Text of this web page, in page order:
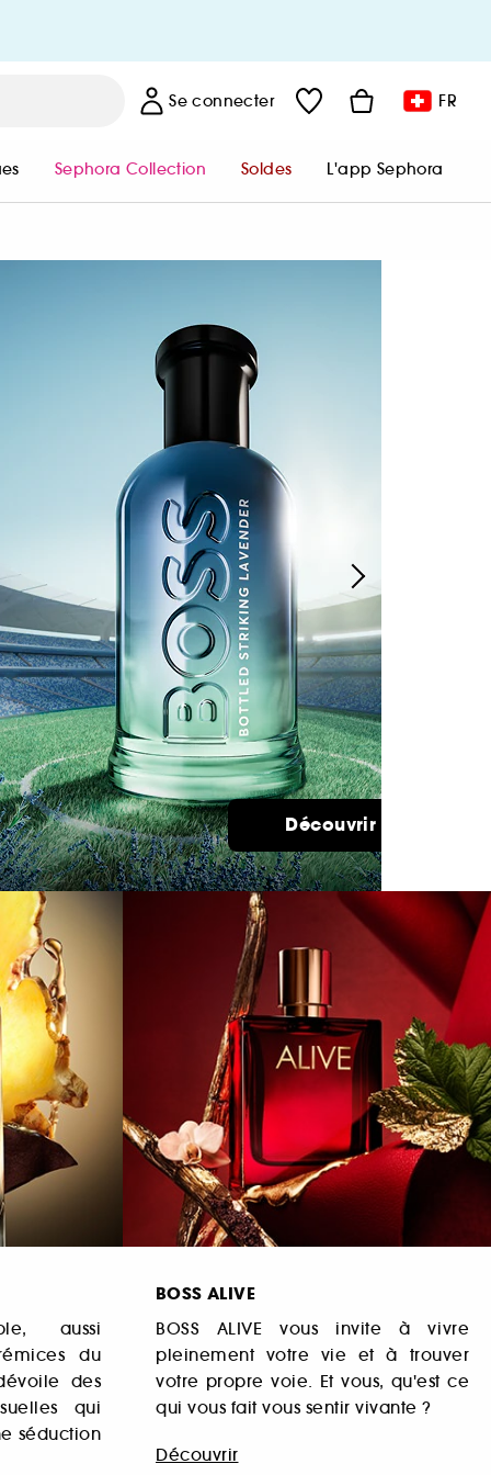
Se connecter
MES INFORMATIONS PERSONNELLES
FR
Sephora Collection Soldes L'app Sephora
Découvrir
aussi
du
des
qui
séduction
BOSS ALIVE
BOSS ALIVE vous invite à vivre
pleinement votre vie et à trouver
votre propre voie. Et vous, qu'est ce
qui vous fait vous sentir vivante ?
Découvrir